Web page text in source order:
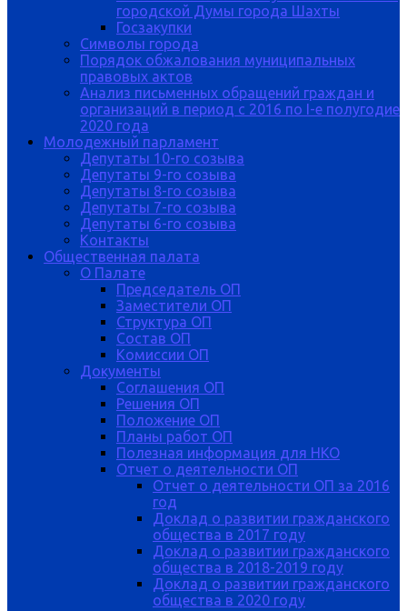
городской Думы города Шахты
Госзакупки
Символы города
Порядок обжалования муниципальных
правовых актов
Анализ письменных обращений граждан и
организаций в период с 2016 по I-е полугодие
2020 года
Молодежный парламент
Депутаты 10-го созыва
Депутаты 9-го созыва
Депутаты 8-го созыва
Депутаты 7-го созыва
Депутаты 6-го созыва
Контакты
Общественная палата
О Палате
Председатель ОП
Заместители ОП
Структура ОП
Состав ОП
Комиссии ОП
Документы
Соглашения ОП
Решения ОП
Положение ОП
Планы работ ОП
Полезная информация для НКО
Отчет о деятельности ОП
Отчет о деятельности ОП за 2016
год
Доклад о развитии гражданского
общества в 2017 году
Доклад о развитии гражданского
общества в 2018-2019 году
Доклад о развитии гражданского
общества в 2020 году